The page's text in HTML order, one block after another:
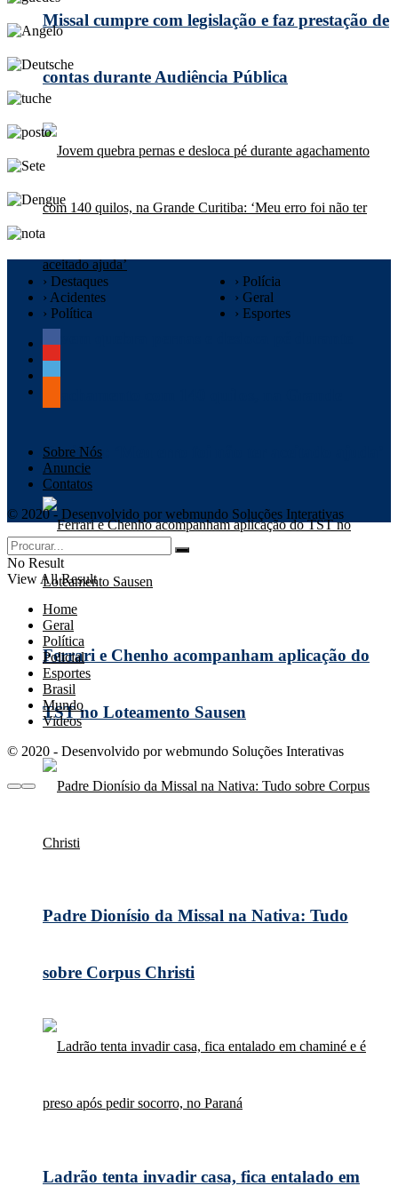
Missal cumpre com legislação e faz prestação de
contas durante Audiência Pública
Curitiba: ‘Meu erro foi não ter aceitado ajuda’
Ferrari e Chenho acompanham aplicação do
TST no Loteamento Sausen
Padre Dionísio da Missal na Nativa: Tudo
sobre Corpus Christi
Ladrão tenta invadir casa, fica entalado em
› Destaques
› Acidentes
› Política
› Polícia
› Geral
› Esportes
Sobre Nós
Anuncie
Contatos
© 2020 - Desenvolvido por webmundo Soluções Interativas
No Result
View All Result
Home
Geral
Política
Policial
Esportes
Brasil
Mundo
Videos
© 2020 - Desenvolvido por webmundo Soluções Interativas